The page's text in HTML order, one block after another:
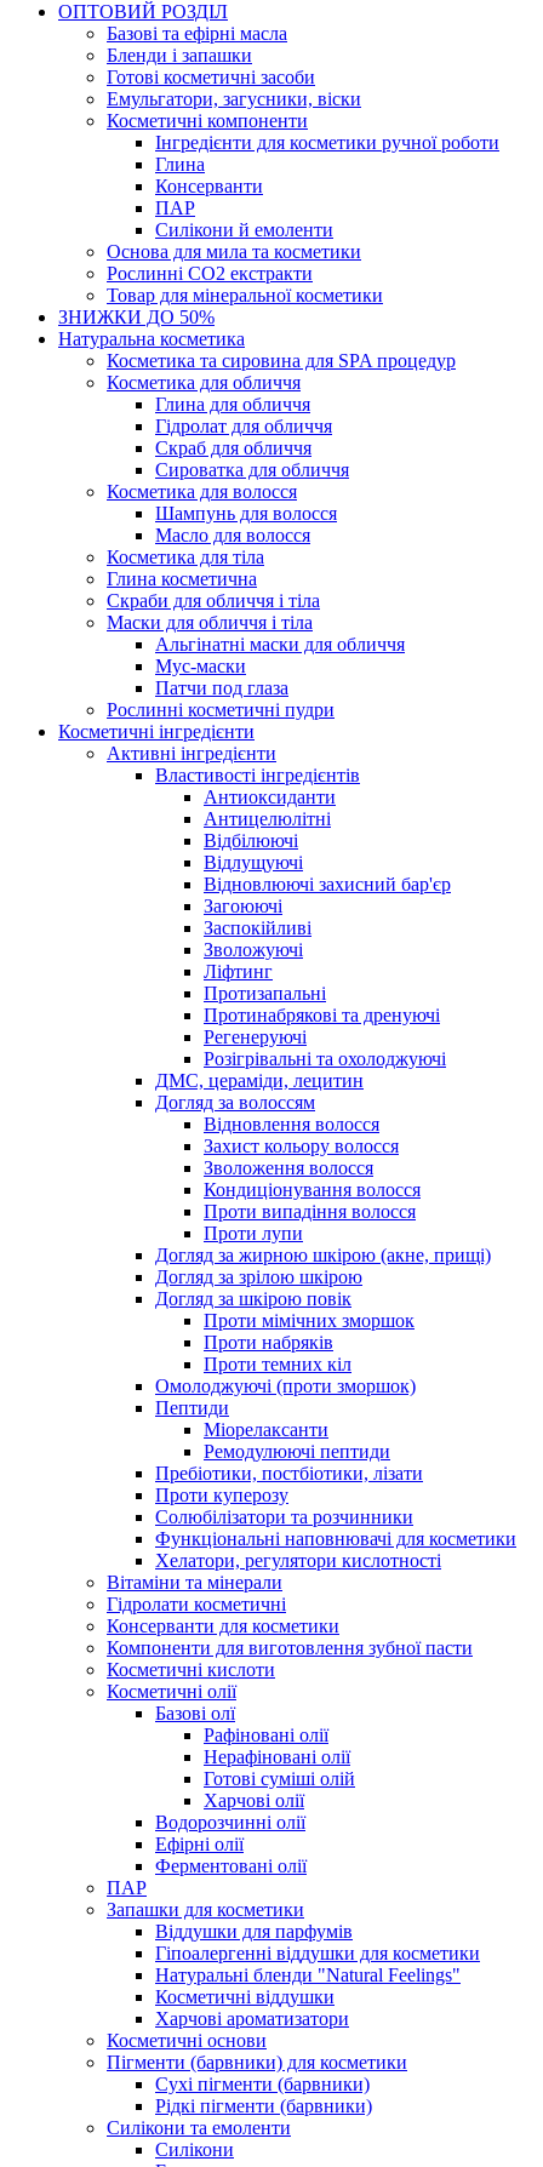
ОПТОВИЙ РОЗДІЛ
Базові та ефірні масла
Бленди і запашки
Готові косметичні засоби
Емульгатори, загусники, віски
Косметичні компоненти
Інгредієнти для косметики ручної роботи
Глина
Консерванти
ПАР
Силікони й емоленти
Основа для мила та косметики
Рослинні СО2 екстракти
Товар для мінеральної косметики
ЗНИЖКИ ДО 50%
Натуральна косметика
Косметика та сировина для SPA процедур
Косметика для обличчя
Глина для обличчя
Гідролат для обличчя
Скраб для обличчя
Сироватка для обличчя
Косметика для волосся
Шампунь для волосся
Масло для волосся
Косметика для тіла
Глина косметична
Скраби для обличчя і тіла
Маски для обличчя і тіла
Альгінатні маски для обличчя
Мус-маски
Патчи под глаза
Рослинні косметичні пудри
Косметичні інгредієнти
Активні інгредієнти
Властивості інгредієнтів
Антиоксиданти
Антицелюлітні
Відбілюючі
Відлущуючі
Відновлюючі захисний бар'єр
Загоюючі
Заспокійливі
Зволожуючі
Ліфтинг
Протизапальні
Протинабрякові та дренуючі
Регенеруючі
Розігрівальні та охолоджуючі
ДМС, цераміди, лецитин
Догляд за волоссям
Відновлення волосся
Захист кольору волосся
Зволоження волосся
Кондиціонування волосся
Проти випадіння волосся
Проти лупи
Догляд за жирною шкірою (акне, прищі)
Догляд за зрілою шкірою
Догляд за шкірою повік
Проти мімічних зморшок
Проти набряків
Проти темних кіл
Омолоджуючі (проти зморшок)
Пептиди
Міорелаксанти
Ремодулюючі пептиди
Пребіотики, постбіотики, лізати
Проти куперозу
Солюбілізатори та розчинники
Функціональні наповнювачі для косметики
Хелатори, регулятори кислотності
Вітаміни та мінерали
Гідролати косметичні
Консерванти для косметики
Компоненти для виготовлення зубної пасти
Косметичні кислоти
Косметичні олії
Базові олї
Рафіновані олії
Нерафіновані олії
Готові суміші олій
Харчові олії
Водорозчинні олії
Ефірні олії
Ферментовані олії
ПАР
Запашки для косметики
Віддушки для парфумів
Гіпоалергенні віддушки для косметики
Натуральні бленди "Natural Feelings"
Косметичні віддушки
Харчові ароматизатори
Косметичні основи
Пігменти (барвники) для косметики
Сухі пігменти (барвники)
Рідкі пігменти (барвники)
Силікони та емоленти
Силікони